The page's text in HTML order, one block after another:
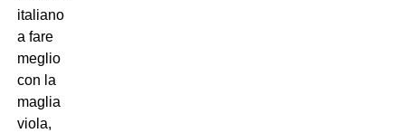
italiano
a fare
meglio
con la
maglia
viola,